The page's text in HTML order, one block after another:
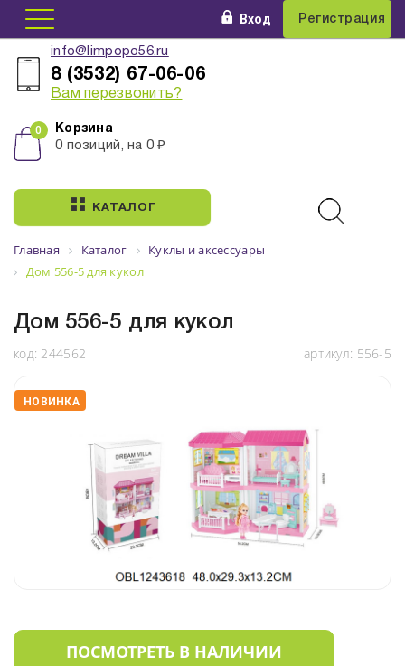
Вход Регистрация
info@limpopo56.ru
8 (3532) 67-06-06
Вам перезвонить?
Корзина
0 позиций, на 0 ₽
КАТАЛОГ
Главная Каталог
Куклы и аксессуары
Дом 556-5 для кукол
Дом 556-5 для кукол
код: 244562 артикул: 556-5
НОВИНКА
ПОСМОТРЕТЬ В НАЛИЧИИ